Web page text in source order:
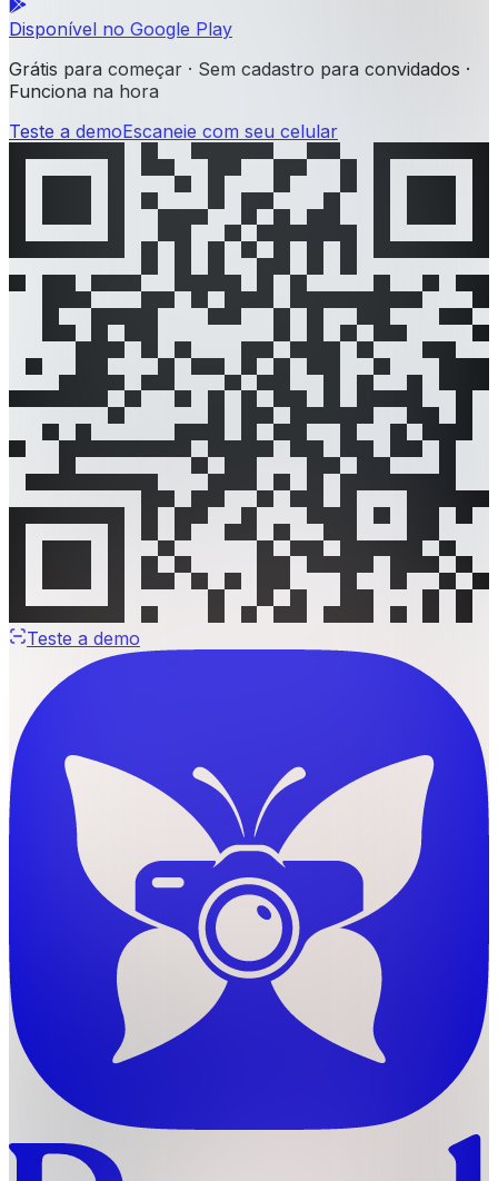
Disponível no Google Play
Grátis para começar · Sem cadastro para convidados ·
Funciona na hora
Teste a demoEscaneie com seu celular
Teste a demo